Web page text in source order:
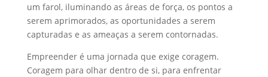
um farol, iluminando as áreas de força, os pontos a
serem aprimorados, as oportunidades a serem
capturadas e as ameaças a serem contornadas.
Empreender é uma jornada que exige coragem.
Coragem para olhar dentro de si, para enfrentar